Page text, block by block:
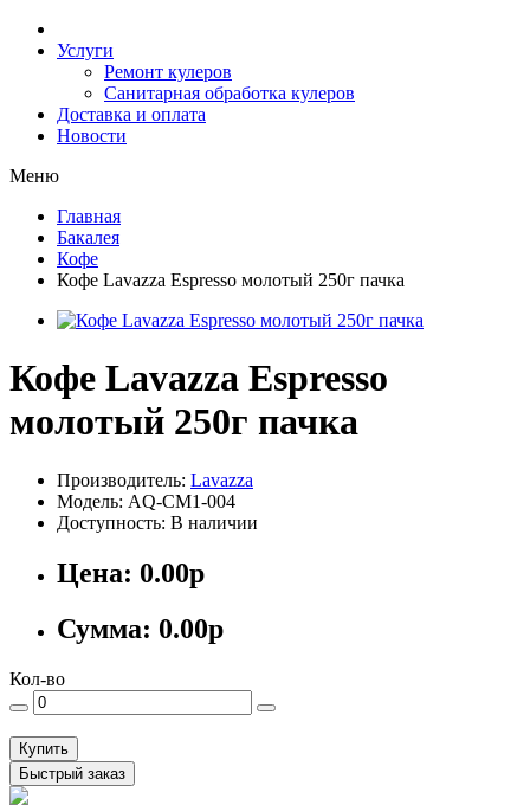
Услуги
Ремонт кулеров
Санитарная обработка кулеров
Доставка и оплата
Новости
Меню
Главная
Бакалея
Кофе
Кофе Lavazza Espresso молотый 250г пачка
Кофе Lavazza Espresso
молотый 250г пачка
Производитель: Lavazza
Модель: AQ-CM1-004
Доступность: В наличии
Цена: 0.00р
Сумма: 0.00р
Кол-во
Купить
Быстрый заказ